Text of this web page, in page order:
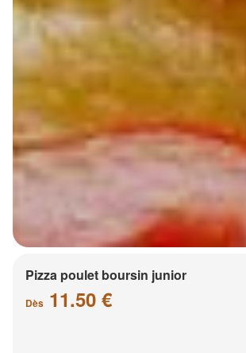
Pizza poulet boursin junior
Dès 11.50 €